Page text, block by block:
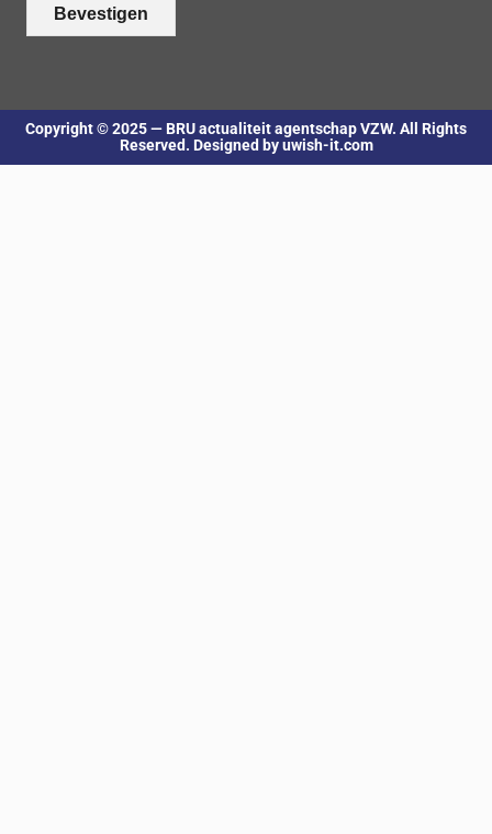
Bevestigen
Copyright © 2025 — BRU actualiteit agentschap VZW. All Rights
Reserved. Designed by uwish-it.com